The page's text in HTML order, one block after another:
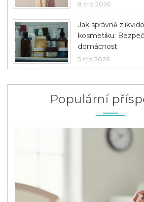
8 srp 2026
Jak správně
kosmetiku:
domácnost
5 srp 2026
Populární